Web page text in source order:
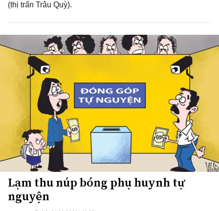
(thị trấn Trâu Quỳ).
Lạm thu núp bóng phụ huynh tự
nguyện